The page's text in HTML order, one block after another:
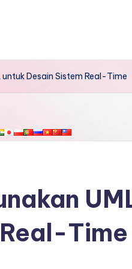
untuk Desain Sistem Real-Time
Time